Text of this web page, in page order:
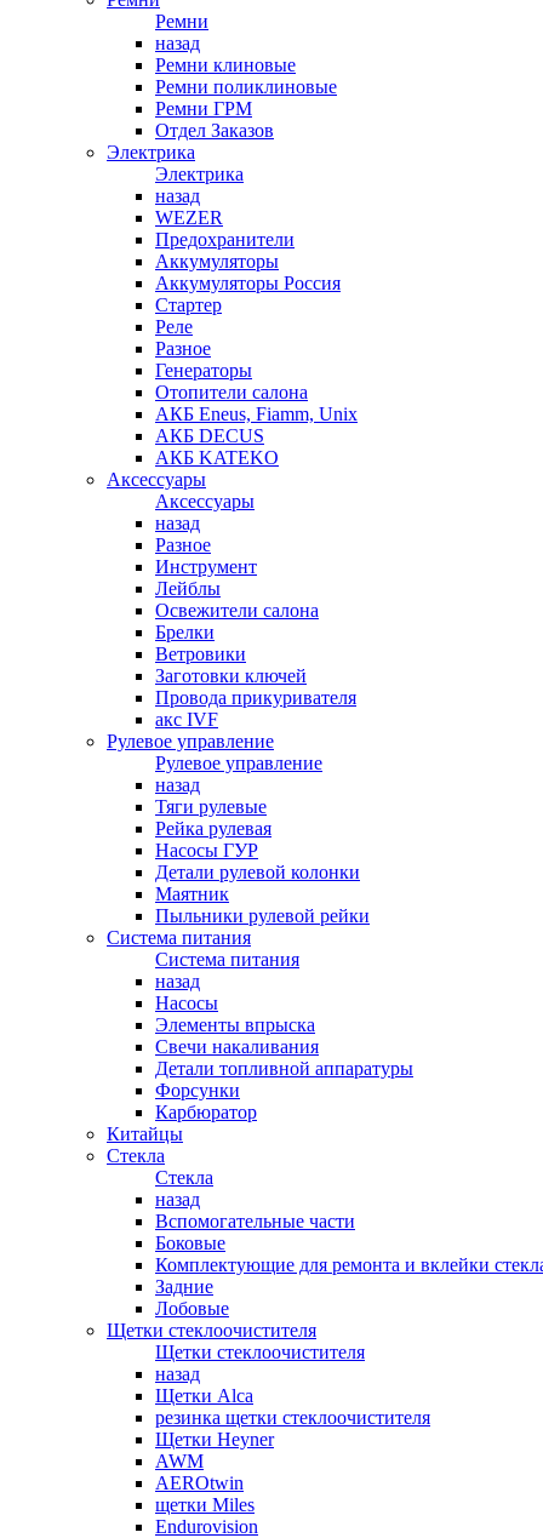
Ремни
назад
Ремни клиновые
Ремни поликлиновые
Ремни ГРМ
Отдел Заказов
Электрика
Электрика
назад
WEZER
Предохранители
Аккумуляторы
Аккумуляторы Россия
Стартер
Реле
Разное
Генераторы
Отопители салона
АКБ Eneus, Fiamm, Unix
АКБ DECUS
АКБ KATEKO
Аксессуары
Аксессуары
назад
Разное
Инструмент
Лейблы
Освежители салона
Брелки
Ветровики
Заготовки ключей
Провода прикуривателя
акс IVF
Рулевое управление
Рулевое управление
назад
Тяги рулевые
Рейка рулевая
Насосы ГУР
Детали рулевой колонки
Маятник
Пыльники рулевой рейки
Система питания
Система питания
назад
Насосы
Элементы впрыска
Свечи накаливания
Детали топливной аппаратуры
Форсунки
Карбюратор
Китайцы
Стекла
Стекла
назад
Вспомогательные части
Боковые
Комплектующие для ремонта и вклейки
Задние
Лобовые
Щетки стеклоочистителя
Щетки стеклоочистителя
назад
Щетки Alca
резинка щетки стеклоочистителя
Щетки Heyner
AWM
AEROtwin
щетки Miles
Endurovision